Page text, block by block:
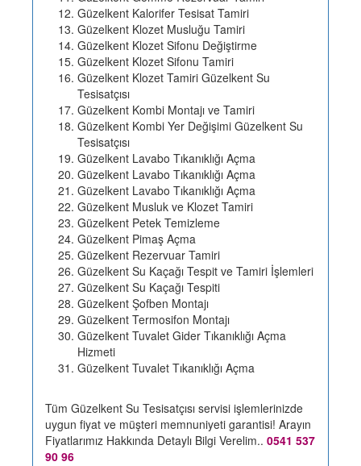
Güzelkent Kalorifer Tesisat Tamiri
Güzelkent Klozet Musluğu Tamiri
Güzelkent Klozet Sifonu Değiştirme
Güzelkent Klozet Sifonu Tamiri
Güzelkent Klozet Tamiri Güzelkent Su
Tesisatçısı
Güzelkent Kombi Montajı ve Tamiri
Güzelkent Kombi Yer Değişimi Güzelkent Su
Tesisatçısı
Güzelkent Lavabo Tıkanıklığı Açma
Güzelkent Lavabo Tıkanıklığı Açma
Güzelkent Lavabo Tıkanıklığı Açma
Güzelkent Musluk ve Klozet Tamiri
Güzelkent Petek Temizleme
Güzelkent Pimaş Açma
Güzelkent Rezervuar Tamiri
Güzelkent Su Kaçağı Tespit ve Tamiri İşlemleri
Güzelkent Su Kaçağı Tespiti
Güzelkent Şofben Montajı
Güzelkent Termosifon Montajı
Güzelkent Tuvalet Gider Tıkanıklığı Açma
Hizmeti
Güzelkent Tuvalet Tıkanıklığı Açma
Tüm Güzelkent Su Tesisatçısı servisi işlemlerinizde
uygun fiyat ve müşteri memnuniyeti garantisi! Arayın
Fiyatlarımız Hakkında Detaylı Bilgi Verelim.. 0541 537
90 96